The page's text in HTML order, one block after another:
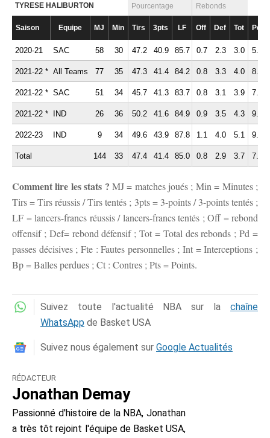
TYRESE HALIBURTON Pourcentage Rebonds
Saison Equipe MJ Min Tirs 3pts LF Off Def Tot Pd
2020-21 SAC 58 30 47.2 40.9 85.7 0.7 2.3 3.0 5.3
2021-22 * All Teams 77 35 47.3 41.4 84.2 0.8 3.3 4.0 8.2
2021-22 * SAC 51 34 45.7 41.3 83.7 0.8 3.1 3.9 7.4
2021-22 * IND 26 36 50.2 41.6 84.9 0.9 3.5 4.3 9.6
2022-23 IND 9 34 49.6 43.9 87.8 1.1 4.0 5.1 9.3
Total 144 33 47.4 41.4 85.0 0.8 2.9 3.7 7.1
Comment lire les stats ? MJ = matches joués ; Min = Minutes ;
Tirs = Tirs réussis / Tirs tentés ; 3pts = 3-points / 3-points tentés ;
LF = lancers-francs réussis / lancers-francs tentés ; Off = rebond
offensif ; Def= rebond défensif ; Tot = Total des rebonds ; Pd =
passes décisives ; Fte : Fautes personnelles ; Int = Interceptions ;
Bp = Balles perdues ; Ct : Contres ; Pts = Points.
Suivez toute l'actualité NBA sur la chaîne
WhatsApp de Basket USA
Suivez nous également sur Google Actualités
RÉDACTEUR
Jonathan Demay
Passionné d'histoire de la NBA, Jonathan
a très tôt rejoint l'équipe de Basket USA,